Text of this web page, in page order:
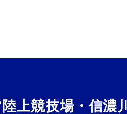
上競技場・信濃